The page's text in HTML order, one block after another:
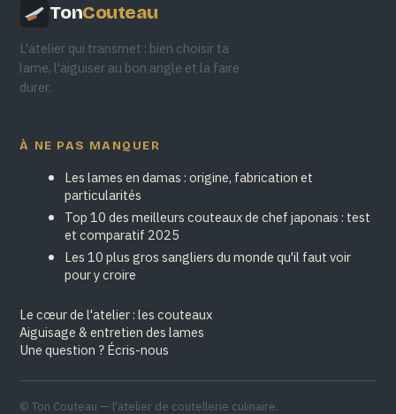
TonCouteau
L'atelier qui transmet : bien choisir ta
lame, l'aiguiser au bon angle et la faire
durer.
À NE PAS MANQUER
Les lames en damas : origine, fabrication et
particularités
Top 10 des meilleurs couteaux de chef japonais : test
et comparatif 2025
Les 10 plus gros sangliers du monde qu'il faut voir
pour y croire
Le cœur de l'atelier : les couteaux
Aiguisage & entretien des lames
Une question ? Écris-nous
© Ton Couteau — l'atelier de coutellerie culinaire.